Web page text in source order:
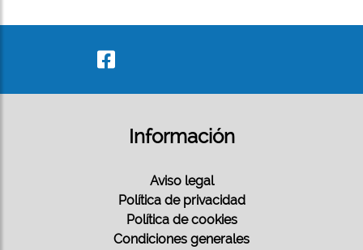
Información
Aviso legal
Política de privacidad
Política de cookies
Condiciones generales